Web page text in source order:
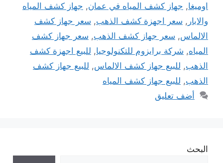
اوميغا, جهاز كشف المياه في عمان, جهاز كشف المياه
والابار , سعر اجهزة كشف الذهب, سعر جهاز كشف
الالماس, سعر جهاز كشف الذهب, سعر جهاز كشف
المياه, شركة برايزوم للتكنولوجيا, للبيع اجهزة كشف
الذهب, للبيع جهاز كشف الالماس, للبيع جهاز كشف
الذهب, للبيع جهاز كشف المياه
أضف تعليق
البحث